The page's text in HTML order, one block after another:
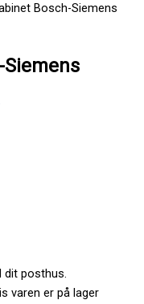
Bosch-Siemens
dit posthus.
varen er på lager